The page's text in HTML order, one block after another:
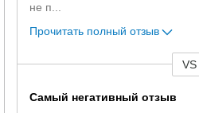
не п
Прочитать полный отзыв
VS
Самый негативный отзыв